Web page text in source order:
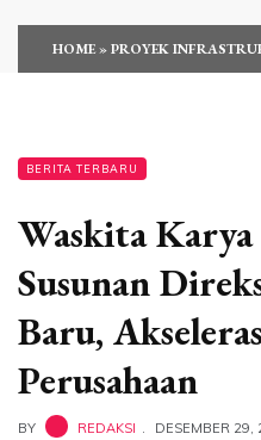
HOME»PROYEK
BERITA TERBARU
Waskita
Susunan
Baru,
Perusahaan
BY REDAKSI DESEMBER 29,